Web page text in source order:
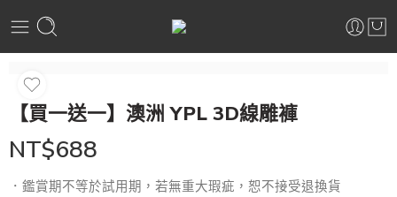
【買一送一】澳洲 YPL 3D線雕褲
NT$688
．鑑賞期不等於試用期，若無重大瑕疵，恕不接受退換貨